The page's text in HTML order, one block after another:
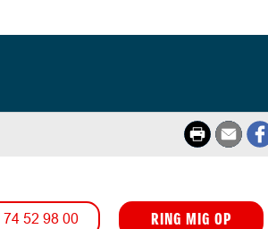
74 52 98 00 RING MIG OP